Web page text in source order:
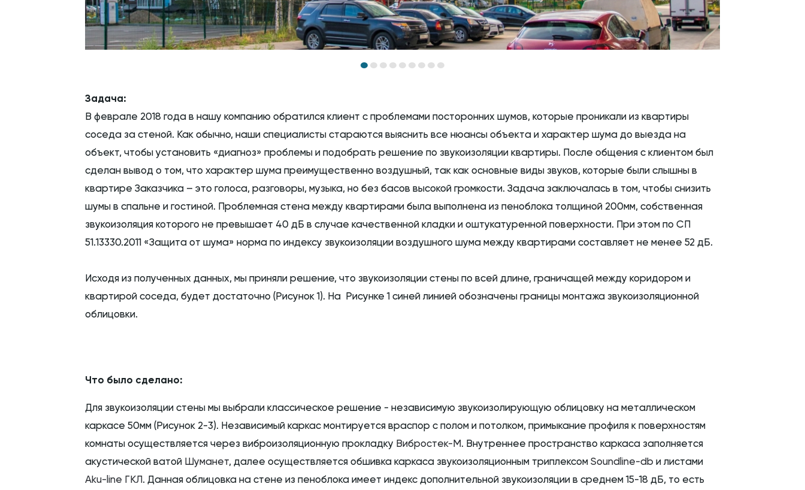
Задача:
В феврале 2018 года в нашу компанию обратился клиент с проблемами посторонних шумов, которые проникали из квартиры
соседа за стеной. Как обычно, наши специалисты стараются выяснить все нюансы объекта и характер шума до выезда на
объект, чтобы установить «диагноз» проблемы и подобрать решение по звукоизоляции квартиры. После общения с клиентом был
сделан вывод о том, что характер шума преимущественно воздушный, так как основные виды звуков, которые были слышны в
квартире Заказчика – это голоса, разговоры, музыка, но без басов высокой громкости. Задача заключалась в том, чтобы снизить
шумы в спальне и гостиной. Проблемная стена между квартирами была выполнена из пеноблока толщиной 200мм, собственная
звукоизоляция которого не превышает 40 дБ в случае качественной кладки и оштукатуренной поверхности. При этом по СП
51.13330.2011 «Защита от шума» норма по индексу звукоизоляции воздушного шума между квартирами составляет не менее 52 дБ.
Исходя из полученных данных, мы приняли решение, что звукоизоляции стены по всей длине, граничащей между коридором и
квартирой соседа, будет достаточно (Рисунок 1). На Рисунке 1 синей линией обозначены границы монтажа звукоизоляционной
облицовки.
Что было сделано:
Для звукоизоляции стены мы выбрали классическое решение - независимую звукоизолирующую облицовку на металлическом
каркасе 50мм (Рисунок 2-3). Независимый каркас монтируется враспор с полом и потолком, примыкание профиля к поверхностям
комнаты осуществляется через виброизоляционную прокладку Вибростек-М. Внутреннее пространство каркаса заполняется
акустической ватой Шуманет, далее осуществляется обшивка каркаса звукоизоляционным триплексом Soundline-db и листами
Aku-line ГКЛ. Данная облицовка на стене из пеноблока имеет индекс дополнительной звукоизоляции в среднем 15-18 дБ, то есть